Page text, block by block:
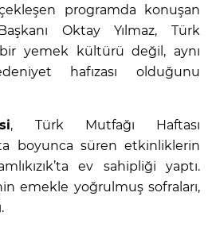
programda konuşan
Oktay Yılmaz, Türk
yemek kültürü değil, aynı
hafızası olduğunu
, Türk Mutfağı Haftası
boyunca süren etkinliklerin
ev sahipliği yaptı.
emekle yoğrulmuş sofraları,